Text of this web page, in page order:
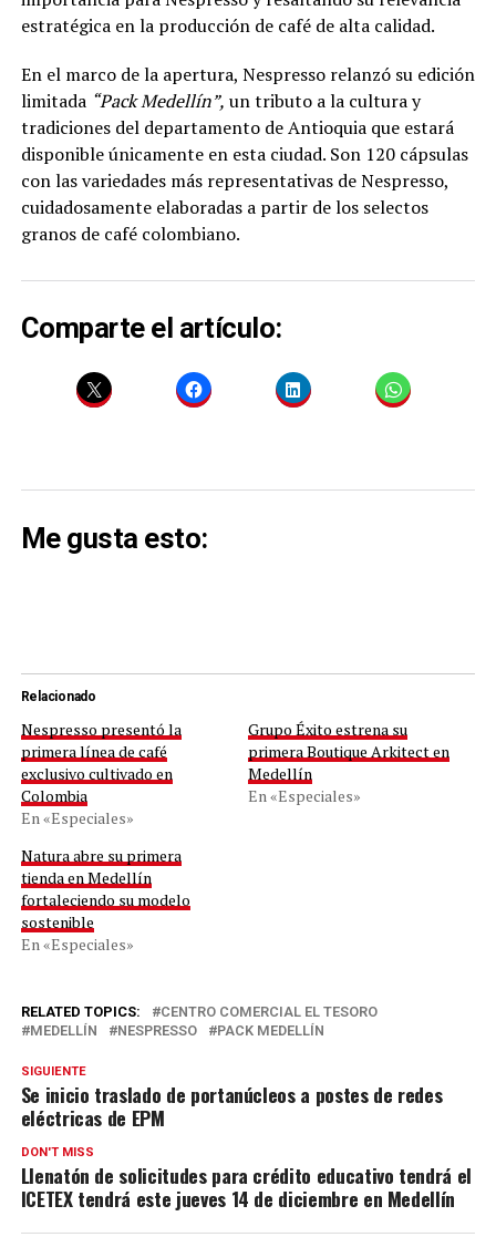
estratégica en la producción de café de alta calidad.
En el marco de la apertura, Nespresso relanzó su edición
limitada “Pack Medellín”, un tributo a la cultura y
tradiciones del departamento de Antioquia que estará
disponible únicamente en esta ciudad. Son 120 cápsulas
con las variedades más representativas de Nespresso,
cuidadosamente elaboradas a partir de los selectos
granos de café colombiano.
Comparte el artículo:
Me gusta esto:
Relacionado
Nespresso presentó la
primera línea de café
exclusivo cultivado en
Colombia
En «Especiales»
Grupo Éxito estrena su
primera Boutique Arkitect en
Medellín
En «Especiales»
Natura abre su primera
tienda en Medellín
fortaleciendo su modelo
sostenible
En «Especiales»
RELATED TOPICS:
CENTRO COMERCIAL EL TESORO
MEDELLÍN
NESPRESSO PACK MEDELLÍN
SIGUIENTE
Se inicio traslado de portanúcleos a postes de redes
eléctricas de EPM
DON'T MISS
Llenatón de solicitudes para crédito educativo tendrá el
ICETEX tendrá este jueves 14 de diciembre en Medellín